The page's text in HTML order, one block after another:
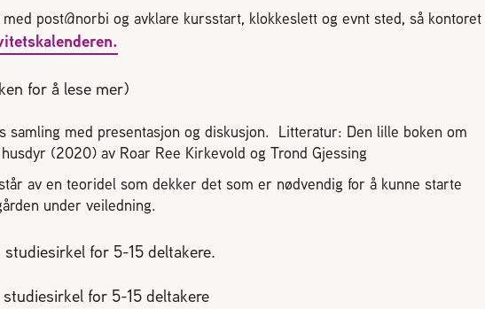
post@norbi og avklare kursstart, klokkeslett og evnt sted, så kontoret
for å lese mer)
samling med presentasjon og diskusjon. Litteratur: Den lille boken om
(2020) av Roar Ree Kirkevold og Trond Gjessing
av en teoridel som dekker det som er nødvendig for å kunne starte
under veiledning.
for 5-15 deltakere.
for 5-15 deltakere